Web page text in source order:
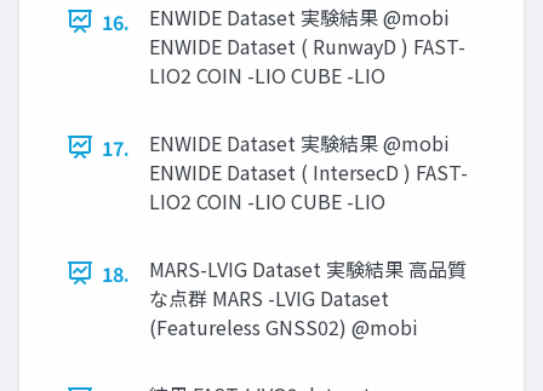
16.
ENWIDE Dataset 実験結果 @mobi
ENWIDE Dataset ( RunwayD ) FAST-
LIO2 COIN -LIO CUBE -LIO
17.
ENWIDE Dataset 実験結果 @mobi
ENWIDE Dataset ( IntersecD ) FAST-
LIO2 COIN -LIO CUBE -LIO
18.
MARS-LVIG Dataset 実験結果 高品質
な点群 MARS -LVIG Dataset
(Featureless GNSS02) @mobi